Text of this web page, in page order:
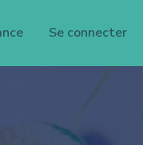
Se connecter